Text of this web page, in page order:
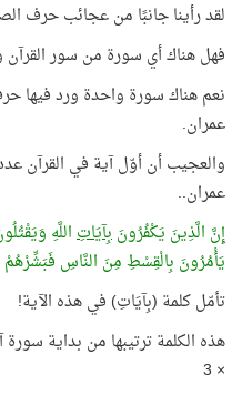
لقد رأينا جانبًا من عجائب حرف
فهل هناك أي سورة من سور القرآن ورد
عمران.
عمران..
إِنَّ الَّذِينَ يَكْفُرُونَبِآيَاتِاللَّهِ
يَأْمُرُونَ بِالْقِسْطِ مِنَ النَّاسِ فَبَشِّرْهُمْ
تأمّل كلمة (بِآيَاتِ) في هذه الآية!
× 3